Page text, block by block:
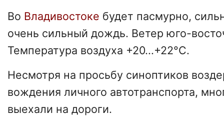
Во Владивостоке будет пасмурно,
очень сильный дождь. Ветер юго-
Температура воздуха +20...+22°C.
Несмотря на просьбу синоптиков
вождения личного автотранспорта,
выехали на дороги.